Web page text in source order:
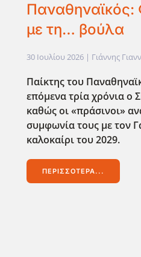
Παναθηναϊκός:
με τη… βούλα
30 Ιουλίου 2026 | Γιάννης
Παίκτης του
επόμενα τρία χρόνια ο
καθώς οι «πράσινοι»
συμφωνία τους με τον
καλοκαίρι του 2029.
ΠΕΡΙΣΣΌΤΕΡΑ...